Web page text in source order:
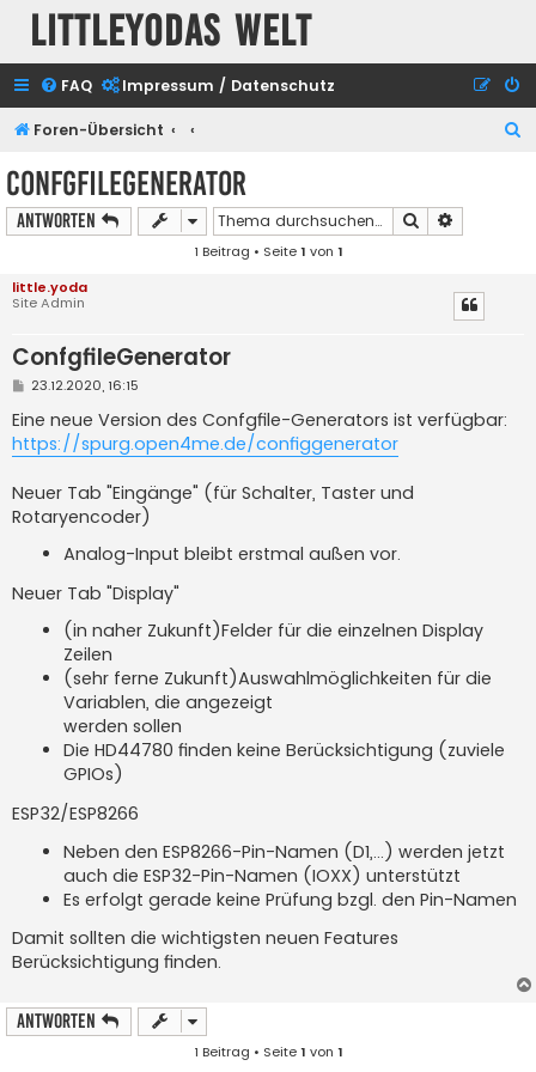
Littleyodas Welt
FAQ Impressum / Datenschutz
Foren-Übersicht
ConfgfileGenerator
Antworten Suche
1 Beitrag • Seite1 von 1
little.yoda
Site Admin
ConfgfileGenerator
B
i
t
r
a
23.12.2020, 16:15
Eine neue Version des Confgfile-Generators ist verfügbar:
https://spurg.open4me.de/configgenerator
Neuer Tab "Eingänge" (für Schalter, Taster und
Rotaryencoder)
Analog-Input bleibt erstmal außen vor.
Neuer Tab "Display"
(in naher Zukunft)Felder für die einzelnen Display
Zeilen
(sehr ferne Zukunft)Auswahlmöglichkeiten für die
Variablen, die angezeigt
werden sollen
Die HD44780 finden keine Berücksichtigung (zuviele
GPIOs)
ESP32/ESP8266
Neben den ESP8266-Pin-Namen (D1,...) werden jetzt
auch die ESP32-Pin-Namen (IOXX) unterstützt
Es erfolgt gerade keine Prüfung bzgl. den Pin-Namen
Damit sollten die wichtigsten neuen Features
Berücksichtigung finden.
Antworten
1 Beitrag • Seite1 von 1